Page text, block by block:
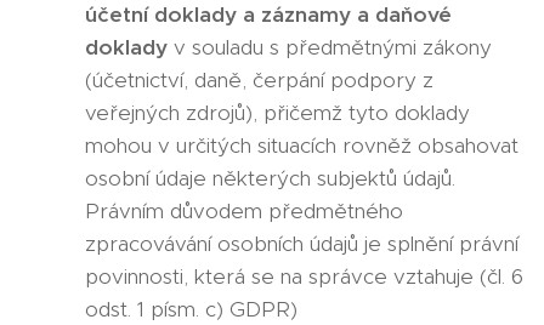
účetní doklady a záznamy a daňové
doklady v souladu s předmětnými zákony
(účetnictví, daně, čerpání podpory z
veřejných zdrojů), přičemž tyto doklady
mohou v určitých situacích rovněž obsahovat
osobní údaje některých subjektů údajů.
Právním důvodem předmětného
zpracovávání osobních údajů je splnění právní
povinnosti, která se na správce vztahuje (čl. 6
odst. 1 písm. c) GDPR)